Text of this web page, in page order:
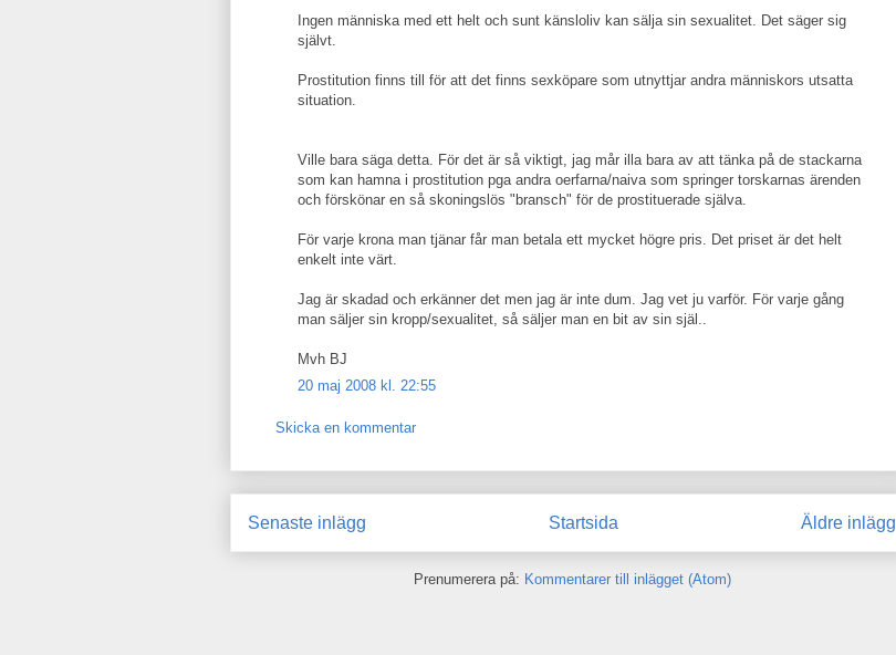
Ingen människa med ett helt och sunt känsloliv kan sälja sin sexualitet. Det säger sig
självt.
Prostitution finns till för att det finns sexköpare som utnyttjar andra människors utsatta
situation.
Ville bara säga detta. För det är så viktigt, jag mår illa bara av att tänka på de stackarna
som kan hamna i prostitution pga andra oerfarna/naiva som springer torskarnas ärenden
och förskönar en så skoningslös "bransch" för de prostituerade själva.
För varje krona man tjänar får man betala ett mycket högre pris. Det priset är det helt
enkelt inte värt.
Jag är skadad och erkänner det men jag är inte dum. Jag vet ju varför. För varje gång
man säljer sin kropp/sexualitet, så säljer man en bit av sin själ..
Mvh BJ
20 maj 2008 kl. 22:55
Skicka en kommentar
Senaste inlägg Äldre inlägg
Startsida
Prenumerera på: Kommentarer till inlägget (Atom)